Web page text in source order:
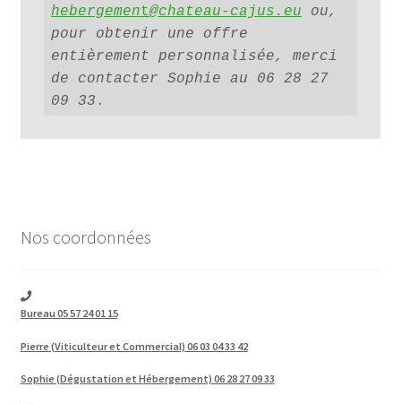
hebergement@chateau-cajus.eu ou,
pour obtenir une offre
entièrement personnalisée, merci
de contacter Sophie au 06 28 27
09 33 .
Nos coordonnées
Bureau 05 57 24 01 15
Pierre (Viticulteur et Commercial) 06 03 04 33 42
Sophie (Dégustation et Hébergement) 06 28 27 09 33